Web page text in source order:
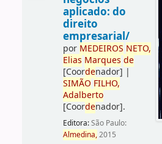
aplicado: do
direito
empresarial/
por MEDEIROS NETO,
Elias Marques de
[Coordenador] |
SIMÃO FILHO,
Adalberto
[Coordenador].
Editora:São Paulo:
Almedina,2015